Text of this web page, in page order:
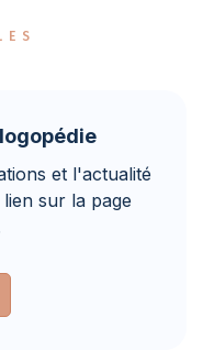
et l'actualité
sur la page